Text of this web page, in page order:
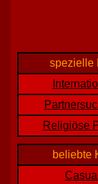
spezielle
Religiöse
beliebte